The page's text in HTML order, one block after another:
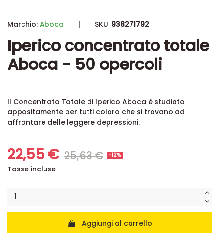
Marchio: Aboca | SKU: 938271792
Iperico concentrato totale
Aboca - 50 opercoli
Il Concentrato Totale di Iperico Aboca è studiato
appositamente per tutti coloro che si trovano ad
affrontare delle leggere depressioni.
22,55 € 25,63 € -12%
Tasse incluse
Aggiungi al carrello